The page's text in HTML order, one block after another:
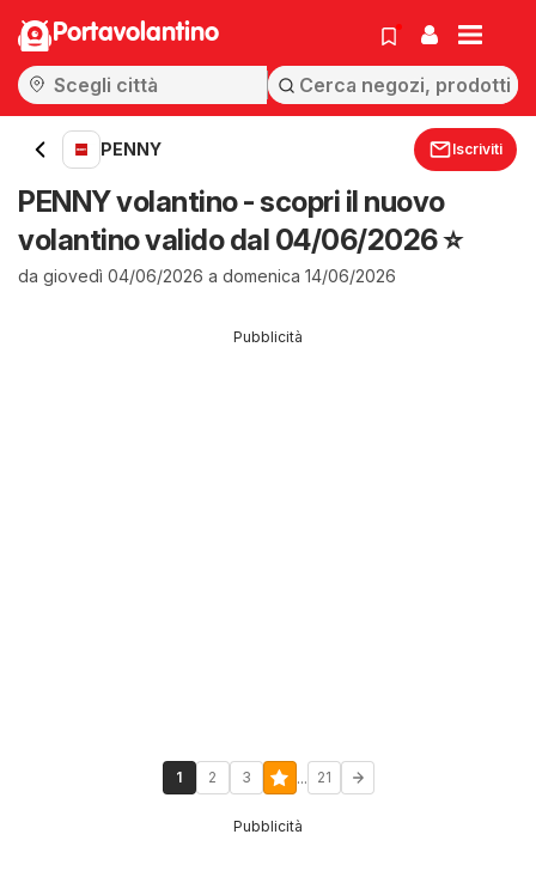
Portavolantino
PENNY Iscriviti
PENNY volantino - scopri il nuovo
volantino valido dal 04/06/2026 ⭐️
da giovedì 04/06/2026 a domenica 14/06/2026
Pubblicità
1 2 3 ... 21
Pubblicità